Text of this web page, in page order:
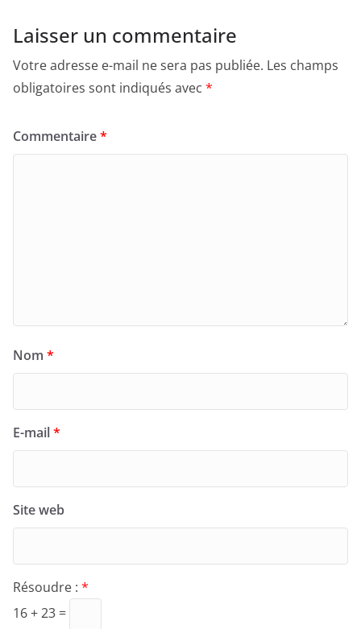
Laisser un commentaire
Votre adresse e-mail ne sera pas publiée. Les champs
obligatoires sont indiqués avec *
Commentaire*
Nom *
E-mail*
Site web
Résoudre : *
16 + 23 =